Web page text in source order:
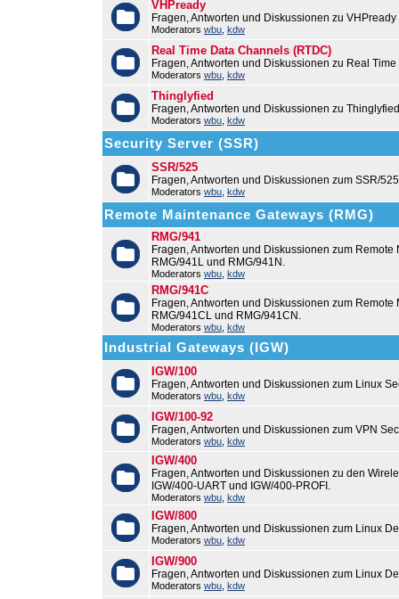
VHPready
Fragen, Antworten und Diskussionen zu VHPready
Moderators wbu kdw
Real Time Data Channels (RTDC)
Fragen, Antworten und Diskussionen zu Real
Moderators wbu kdw
Thinglyfied
Fragen, Antworten und Diskussionen zu Thinglyfied
Moderators wbu kdw
Security Server (SSR)
SSR/525
Fragen, Antworten und Diskussionen zum SSR/525
Moderators wbu kdw
Remote Maintenance Gateways (RMG)
RMG/941
Fragen, Antworten und Diskussionen zum
RMG/941L und RMG/941N.
Moderators wbu kdw
RMG/941C
Fragen, Antworten und Diskussionen zum
RMG/941CL und RMG/941CN.
Moderators wbu kdw
Industrial Gateways (IGW)
IGW/100
Fragen, Antworten und Diskussionen zum Linux
Moderators wbu kdw
IGW/100-92
Fragen, Antworten und Diskussionen zum VPN
Moderators wbu kdw
IGW/400
Fragen, Antworten und Diskussionen zu den
IGW/400-UART und IGW/400-PROFI.
Moderators wbu kdw
IGW/800
Fragen, Antworten und Diskussionen zum Linux
Moderators wbu kdw
IGW/900
Fragen, Antworten und Diskussionen zum Linux
Moderators wbu kdw